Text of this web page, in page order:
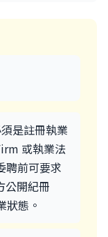
是註冊執業
或執業法
聘前可要求
公開紀冊
狀態。